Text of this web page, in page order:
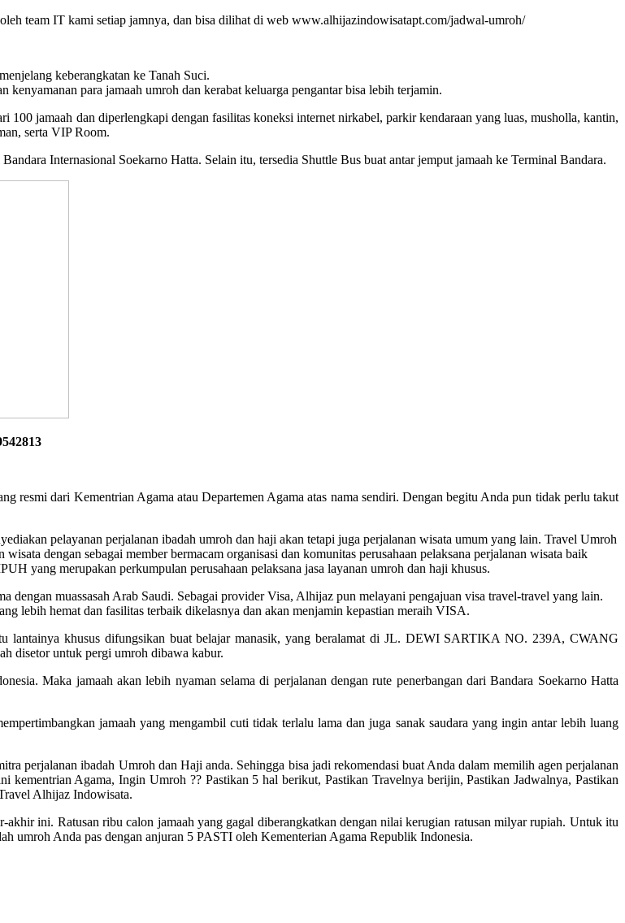
team IT kami setiap jamnya, dan bisa dilihat di web www.alhijazindowisatapt.com/jadwal-umroh/
keberangkatan ke Tanah Suci.
para jamaah umroh dan kerabat keluarga pengantar bisa lebih terjamin.
jamaah dan diperlengkapi dengan fasilitas koneksi internet nirkabel, parkir kendaraan yang luas, musholla, kantin,
serta VIP Room.
Internasional Soekarno Hatta. Selain itu, tersedia Shuttle Bus buat antar jemput jamaah ke Terminal Bandara.
resmi dari Kementrian Agama atau Departemen Agama atas nama sendiri. Dengan begitu Anda pun tidak perlu takut
pelayanan perjalanan ibadah umroh dan haji akan tetapi juga perjalanan wisata umum yang lain. Travel Umroh
dengan sebagai member bermacam organisasi dan komunitas perusahaan pelaksana perjalanan wisata baik
yang merupakan perkumpulan perusahaan pelaksana jasa layanan umroh dan haji khusus.
muassasah Arab Saudi. Sebagai provider Visa, Alhijaz pun melayani pengajuan visa travel-travel yang lain.
lebih hemat dan fasilitas terbaik dikelasnya dan akan menjamin kepastian meraih VISA.
lantainya khusus difungsikan buat belajar manasik, yang beralamat di JL. DEWI SARTIKA NO. 239A, CWANG
disetor untuk pergi umroh dibawa kabur.
Maka jamaah akan lebih nyaman selama di perjalanan dengan rute penerbangan dari Bandara Soekarno Hatta
jamaah yang mengambil cuti tidak terlalu lama dan juga sanak saudara yang ingin antar lebih luang
perjalanan ibadah Umroh dan Haji anda. Sehingga bisa jadi rekomendasi buat Anda dalam memilih agen perjalanan
kementrian Agama, Ingin Umroh ?? Pastikan 5 hal berikut, Pastikan Travelnya berijin, Pastikan Jadwalnya, Pastikan
Alhijaz Indowisata.
ini. Ratusan ribu calon jamaah yang gagal diberangkatkan dengan nilai kerugian ratusan milyar rupiah. Untuk itu
umroh Anda pas dengan anjuran 5 PASTI oleh Kementerian Agama Republik Indonesia.